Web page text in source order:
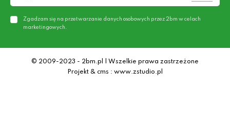
Zgadzam się na przetwarzanie danych osobowych przez 2bm w celach
marketingowych.
© 2009-2023 - 2bm.pl | Wszelkie prawa zastrzeżone
Projekt & cms : www.zstudio.pl